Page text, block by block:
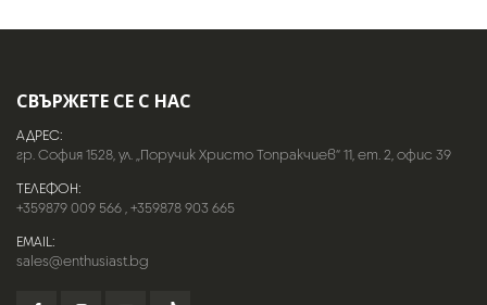
СВЪРЖЕТЕ СЕ С НАС
АДРЕС:
гр. София 1528, ул. „Поручик Христо Топракчиев“ 11, ет. 2, офис 39
ТЕЛЕФОН:
+359879 009 566,+359878 903 665
EMAIL:
sales@enthusiast.bg